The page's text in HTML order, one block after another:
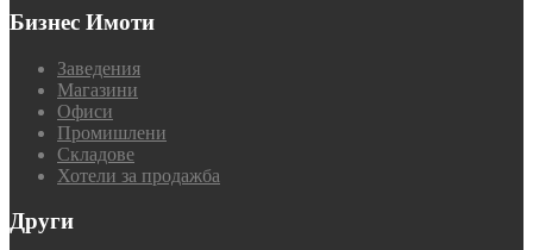
Бизнес Имоти
Заведения
Магазини
Офиси
Промишлени
Складове
Хотели за продажба
Други